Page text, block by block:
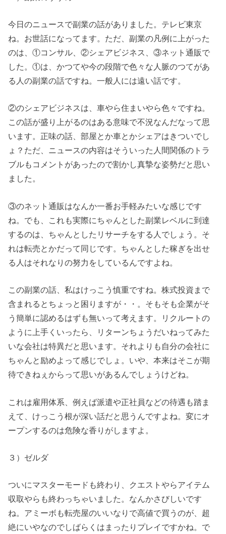
今日のニュースで副業の話がありました。テレビ東京
ね。お世話になってます。ただ、副業の凡例に上がった
のは、①コンサル、②シェアビジネス、③ネット通販で
した。①は、かつてや今の段階で色々な人脈のつてがあ
る人の副業の話ですね。一般人には遠い話です。
②のシェアビジネスは、車やら住まいやら色々ですね。
この話が盛り上がるのはある意味で不況なんだなって思
います。正味の話、部屋とか車とかシェアはきついでし
ょ？ただ、ニュースの内容はそういった人間関係のトラ
ブルもコメントがあったので割かし真摯な姿勢だと思い
ました。
③のネット通販はなんか一番お手軽みたいな感じです
ね。でも、これも実際にちゃんとした副業レベルに到達
するのは、ちゃんとしたリサーチをする人でしょう。そ
れは転売とかだって同じです。ちゃんとした稼ぎを出せ
る人はそれなりの努力をしているんですよね。
この副業の話、私はけっこう慎重ですね。株式投資まで
含まれるとちょっと困りますが・・。そもそも企業がそ
う簡単に認めるはずも無いって考えます。リクルートの
ように上手くいったら、リターンちょうだいねってみた
いな会社は特異だと思います。それよりも自分の会社に
ちゃんと励めよって感じでしょ。いや、本来はそこが期
待できねぇからって思いがあるんでしょうけどね。
これは雇用体系、例えば派遣や正社員などの待遇も踏ま
えて、けっこう根が深い話だと思うんですよね。変にオ
ープンするのは危険な香りがしますよ。
３）ゼルダ
ついにマスターモードも終わり、クエストやらアイテム
収取やらも終わっちゃいました。なんかさびしいです
ね。アミーボも転売屋のいいなりで高値で買うのが、超
絶にいやなのでしばらくはまったりプレイですかね。で